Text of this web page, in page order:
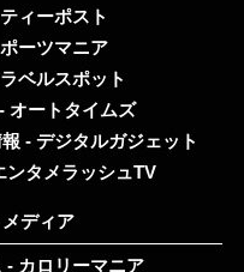
ィーポスト
ーツマニア
ベルスポット
オートタイムズ
- デジタルガジェット
ンタメラッシュTV
ディア
- カロリーマニア